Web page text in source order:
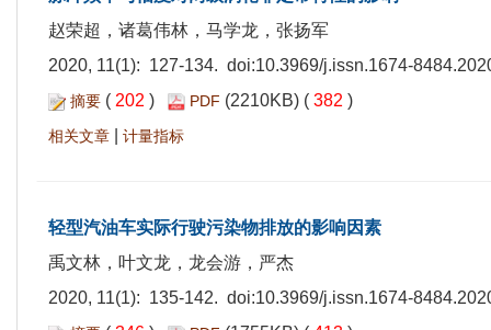
赵荣超，诸葛伟林，马学龙，张扬军
2020, 11(1): 127-134. doi:10.3969/j.issn.1674-
摘要 ( 202 ) PDF (2210KB) ( 382 )
相关文章 计量指标
轻型汽油车实际行驶污染物排放的影响因素
禹文林，叶文龙，龙会游，严杰
2020, 11(1): 135-142. doi:10.3969/j.issn.1674-